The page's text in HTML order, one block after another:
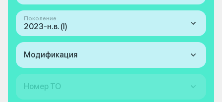
Поколение
2023-н.в. (I)
Модификация
Номер ТО